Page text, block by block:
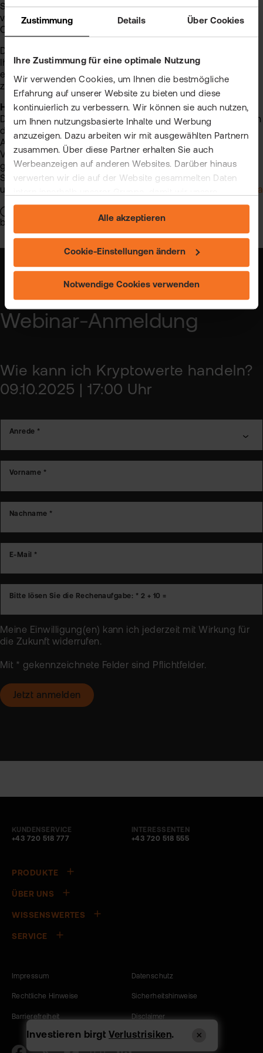
Zustimmung Details Über Cookies
Ihre Zustimmung für eine optimale Nutzung
Wir verwenden Cookies, um Ihnen die bestmögliche
Erfahrung auf unserer Website zu bieten und diese
kontinuierlich zu verbessern. Wir können sie auch nutzen,
um Ihnen nutzungsbasierte Inhalte und Werbung
anzuzeigen. Dazu arbeiten wir mit ausgewählten Partnern
zusammen. Über diese Partner erhalten Sie auch
Werbeanzeigen auf anderen Websites. Darüber hinaus
verwerten wir die auf der Website gesammelten Daten
eigenen Angebote verbessern und Ihnen
maßgeschneiderte Werbung zeigen können. Sie können
Ihre freiwillige Einwilligung jederzeit widerrufen. Weitere
Informationen (auch zur Datenübermittlung) und
Einstellungsmöglichkeiten finden Sie unter "Cookie-
Alle akzeptieren
Cookie-Einstellungen ändern
Notwendige Cookies verwenden
Sie dazu benötigen ist ein Computer, der mit dem Internet
verbunden ist. Zusätzlich sollten Lautsprecher an dem
Computer angeschlossen sein.
Die Zugangsdaten und weitere Informationen werden
Ihnen nach erfolgter Anmeldung und zusätzlich nochmal
einen Tag vor dem Online-Seminar-Termin per E-Mail
zugesendet.
Hinweis:
Die flatexDEGIRO Bank AG erhebt und verarbeitet die Daten
des Anmeldeformulars im Rahmen der Bearbeitung Ihrer
Anfrage und ggf. der Anbahnung eines
Vertragsverhältnisses. Weitere detaillierte Informationen
gem. Art. 13 der EU-Datenschutzgrundverordnung finden
Sie
unter
https://
bergen Verlustrisiken. Keine Anlageberatung.
Webinar-Anmeldung
Wie kann ich Kryptowerte handeln?
09.10.2025 | 17:00 Uhr
Anrede *
Vorname *
Nachname *
E-Mail *
Bitte lösen Sie die Rechenaufgabe: * 2 + 10 =
Meine Einwilligung(en) kann ich jederzeit mit Wirkung für
die Zukunft widerrufen.
Mit * gekennzeichnete Felder sind Pflichtfelder.
KUNDENSERVICE
+43 720 518 777
INTERESSENTEN
+43 720 518 555
PRODUKTE
ÜBER UNS
WISSENSWERTES
SERVICE
Impressum Datenschutz
Rechtliche Hinweise Sicherheitshinweise
Barrierefreiheit Disclaimer
Investieren birgtVerlustrisiken.